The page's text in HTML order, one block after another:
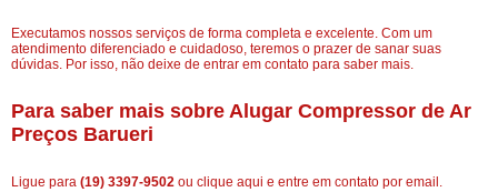
Executamos nossos serviços de forma completa e excelente. Com um
atendimento diferenciado e cuidadoso, teremos o prazer de sanar suas
dúvidas. Por isso, não deixe de entrar em contato para saber mais.
Para saber mais sobre Alugar Compressor de Ar
Preços Barueri
Ligue para (19) 3397-9502 ou clique aqui e entre em contato por email.